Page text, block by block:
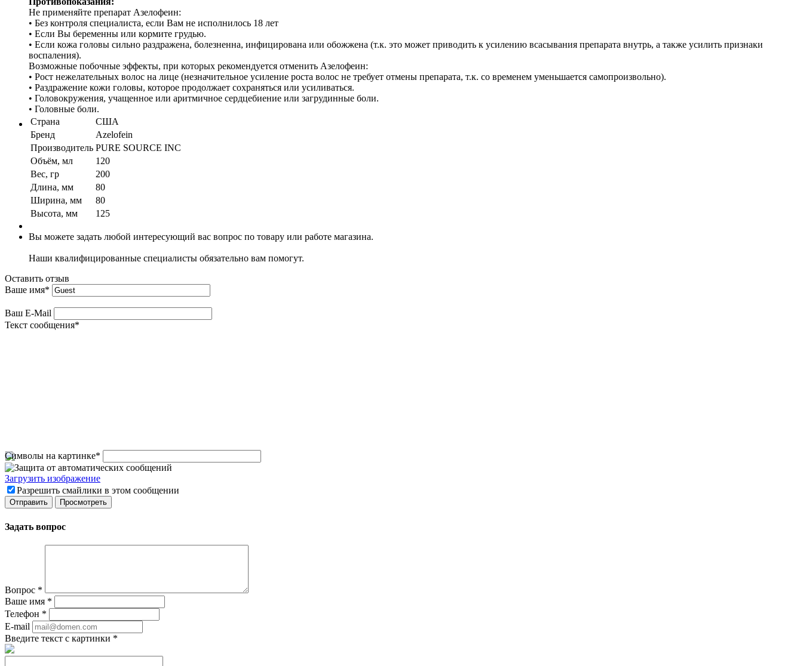
Не применяйте препарат Азелофеин:
• Без контроля специалиста, если Вам не исполнилось 18 лет
• Если Вы беременны или кормите грудью.
• Если кожа головы сильно раздражена, болезненна, инфицирована или обожжена (т.к. это может приводить к усилению всасывания препарата внутрь, а также усилить признаки
воспаления).
Возможные побочные эффекты, при которых рекомендуется отменить Азелофеин:
• Рост нежелательных волос на лице (незначительное усиление роста волос не требует отмены препарата, т.к. со временем уменьшается самопроизвольно).
• Раздражение кожи головы, которое продолжает сохраняться или усиливаться.
• Головокружения, учащенное или аритмичное сердцебиение или загрудинные боли.
• Головные боли.
Страна
США
Бренд
Azelofein
Производитель PURE SOURCE INC
Объём, мл
120
Вес, гр
200
Длина, мм
80
Ширина, мм
80
Высота, мм
125
Вы можете задать любой интересующий вас вопрос по товару или работе магазина.
Наши квалифицированные специалисты обязательно вам помогут.
Оставить отзыв
Ваше имя*
Ваш E-Mail
Текст сообщения*
Символы на картинке*
Загрузить изображение
Разрешить смайлики в этом сообщении
Задать вопрос
Вопрос *
Ваше имя *
Телефон *
E-mail
Введите текст с картинки *